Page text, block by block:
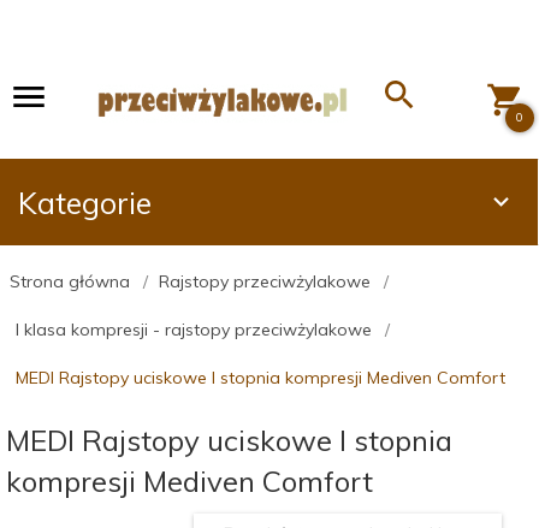
0
Kategorie
Strona główna Rajstopy przeciwżylakowe
I klasa kompresji - rajstopy przeciwżylakowe
MEDI Rajstopy uciskowe I stopnia kompresji Mediven Comfort
MEDI Rajstopy uciskowe I stopnia
kompresji Mediven Comfort